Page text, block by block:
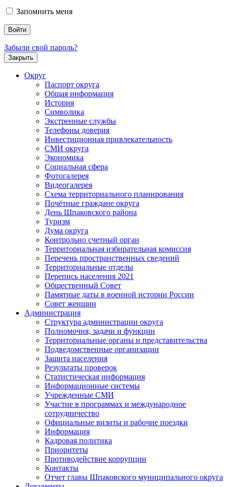
Запомнить меня
Забыли свой пароль?
Закрыть
Округ
Паспорт округа
Общая информация
История
Символика
Экстренные службы
Телефоны доверия
Инвестиционная привлекательность
СМИ округа
Экономика
Социальная сфера
Фотогалерея
Видеогалерея
Схема территориального планирования
Почётные граждане округа
День Шпаковского района
Туризм
Дума округа
Контрольно счетный орган
Территориальная избирательная комиссия
Перечень пространственных сведений
Территориальные отделы
Перепись населения 2021
Общественный Совет
Памятные даты в военной истории России
Совет женщин
Администрация
Структура администрации округа
Полномочия, задачи и функции
Территориальные органы и представительства
Подведомственные организации
Защита населения
Результаты проверок
Статистическая информация
Информационные системы
Учрежденные СМИ
Участие в программах и международное
сотрудничество
Официальные визиты и рабочие поездки
Информация
Кадровая политика
Приоритеты
Противодействие коррупции
Контакты
Отчет главы Шпаковского муниципального округа